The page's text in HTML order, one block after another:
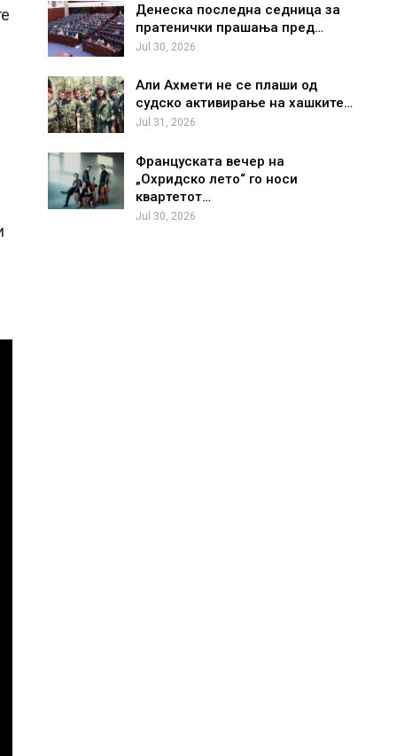
Денеска последна седница за
пратенички прашања пред…
Jul 30, 2026
Али Ахмети не се плаши од
судско активирање на хашките…
Jul 31, 2026
Француската вечер на
„Охридско лето“ го носи
квартетот…
Jul 30, 2026